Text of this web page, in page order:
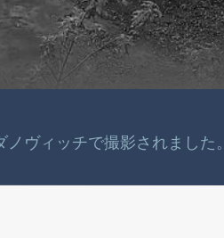
ヴィッチで撮影されました。